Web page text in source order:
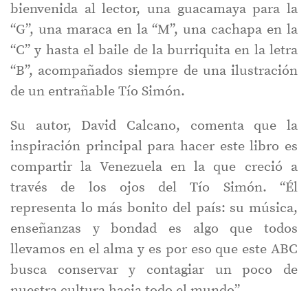
bienvenida al lector, una guacamaya para la
“G”, una maraca en la “M”, una cachapa en la
“C” y hasta el baile de la burriquita en la letra
“B”, acompañados siempre de una ilustración
de un entrañable Tío Simón.
Su autor, David Calcano, comenta que la
inspiración principal para hacer este libro es
compartir la Venezuela en la que creció a
través de los ojos del Tío Simón. “Él
representa lo más bonito del país: su música,
enseñanzas y bondad es algo que todos
llevamos en el alma y es por eso que este ABC
busca conservar y contagiar un poco de